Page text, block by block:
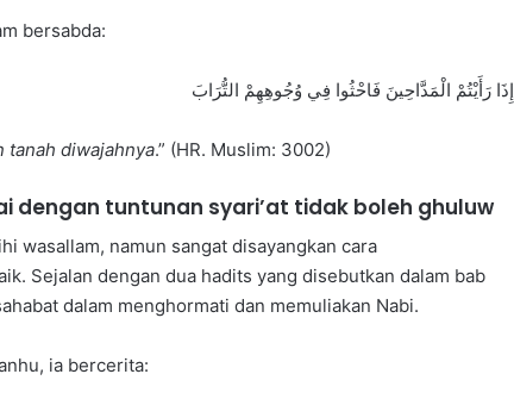
bersabda:
إِذَا رَأَيْتُمْ الْمَدَّاحِينَ فَاحْثُوا فِي وُجُوهِهِمْ التُّرَابَ
tanah diwajahnya.” (HR. Muslim: 3002)
dengan tuntunan syari’at tidak boleh ghuluw
wasallam, namun sangat disayangkan cara
Sejalan dengan dua hadits yang disebutkan dalam bab
dalam menghormati dan memuliakan Nabi.
ia bercerita: